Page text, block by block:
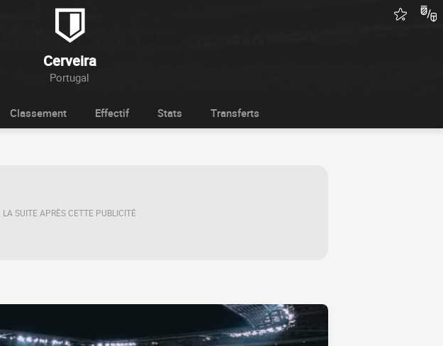
Cerveira
Portugal
Classement Effectif Stats Transferts
LA SUITE APRÈS CETTE PUBLICITÉ